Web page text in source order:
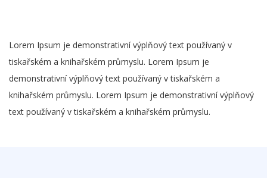
Lorem Ipsum je demonstrativní výplňový text používaný v
tiskařském a knihařském průmyslu. Lorem Ipsum je
demonstrativní výplňový text používaný v tiskařském a
knihařském průmyslu. Lorem Ipsum je demonstrativní výplňový
text používaný v tiskařském a knihařském průmyslu.